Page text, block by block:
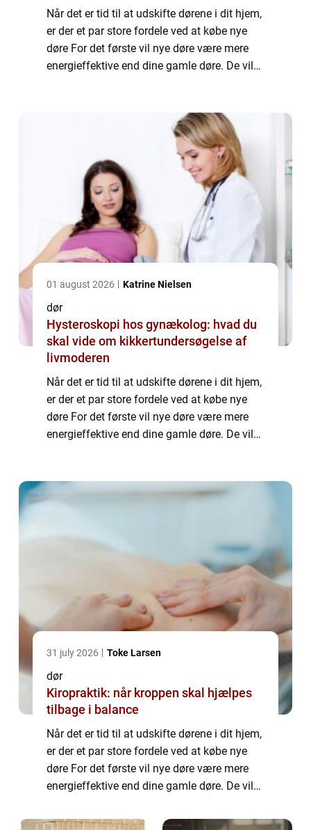
Når det er tid til at udskifte dørene i dit hjem,
er der et par store fordele ved at købe nye
døre For det første vil nye døre være mere
energieffektive end dine gamle døre. De vil
01 august 2026 Katrine Nielsen
dør
Hysteroskopi hos gynækolog: hvad du
skal vide om kikkertundersøgelse af
livmoderen
Når det er tid til at udskifte dørene i dit hjem,
er der et par store fordele ved at købe nye
døre For det første vil nye døre være mere
energieffektive end dine gamle døre. De vil
31 july 2026 Toke Larsen
dør
Kiropraktik: når kroppen skal hjælpes
tilbage i balance
Når det er tid til at udskifte dørene i dit hjem,
er der et par store fordele ved at købe nye
døre For det første vil nye døre være mere
energieffektive end dine gamle døre. De vil
gæster i at komme ind i dit ...